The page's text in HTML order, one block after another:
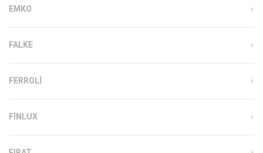
EMKO
FALKE
FERROLI
FINLUX